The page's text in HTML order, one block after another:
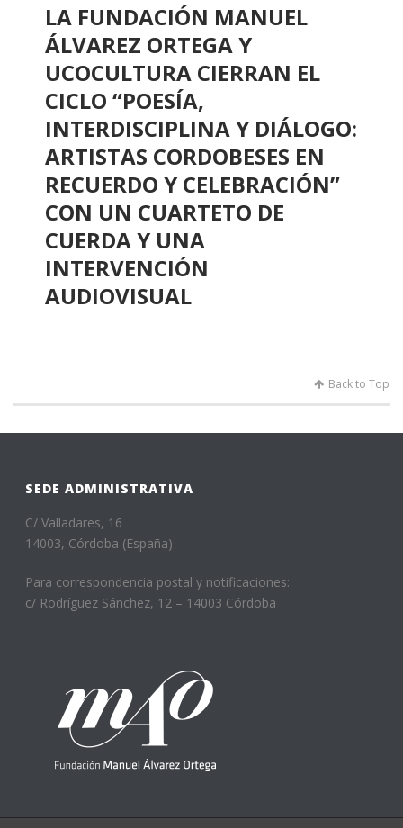
LA FUNDACIÓN MANUEL
ÁLVAREZ ORTEGA Y
UCOCULTURA CIERRAN EL
CICLO “POESÍA,
INTERDISCIPLINA Y DIÁLOGO:
ARTISTAS CORDOBESES EN
RECUERDO Y CELEBRACIÓN”
CON UN CUARTETO DE
CUERDA Y UNA
INTERVENCIÓN
AUDIOVISUAL
Back to Top
SEDE ADMINISTRATIVA
C/ Valladares, 16
14003, Córdoba (España)
Para correspondencia postal y notificaciones:
c/ Rodríguez Sánchez, 12 – 14003 Córdoba